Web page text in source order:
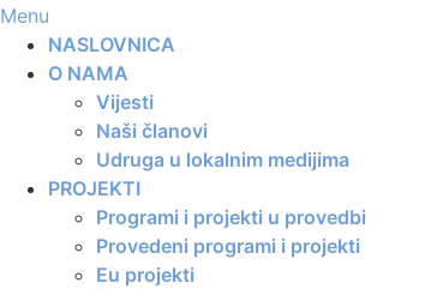
Menu
NASLOVNICA
O NAMA
Vijesti
Naši članovi
Udruga u lokalnim medijima
PROJEKTI
Programi i projekti u provedbi
Provedeni programi i projekti
Eu projekti